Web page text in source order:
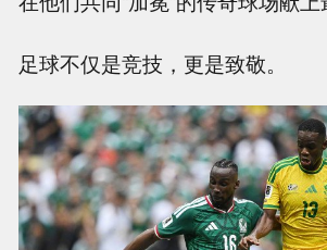
足球不仅是竞技，更是致敬。